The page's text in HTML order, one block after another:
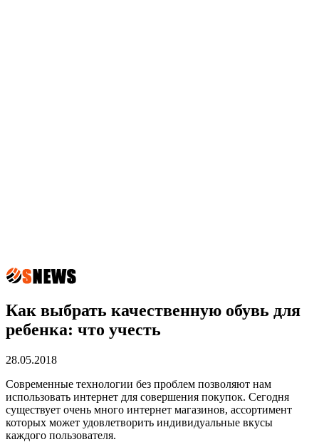
Как выбрать качественную обувь для
ребенка: что учесть
28.05.2018
Современные технологии без проблем позволяют нам
использовать интернет для совершения покупок. Сегодня
существует очень много интернет магазинов, ассортимент
которых может удовлетворить индивидуальные вкусы
каждого пользователя.